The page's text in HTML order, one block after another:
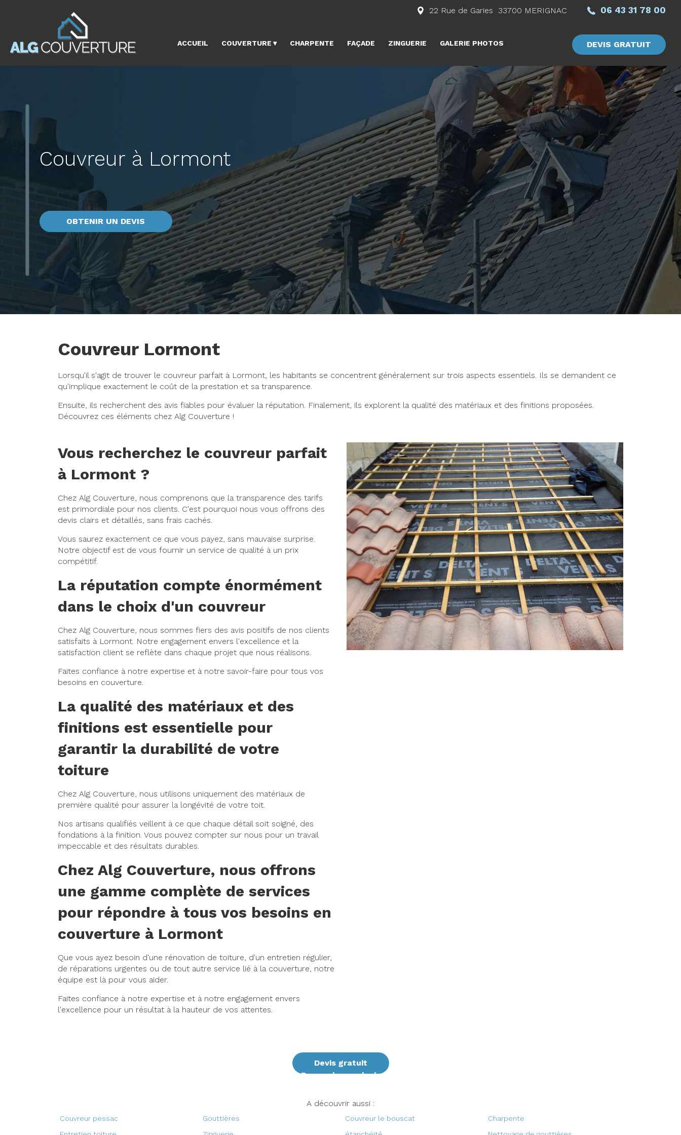
DEVIS GRATUIT
22 Rue de Garies 33700 MERIGNAC 06 43 31 78 00
ACCUEIL COUVERTURE CHARPENTE FAÇADE ZINGUERIE GALERIE PHOTOS
Couvreur à Lormont
OBTENIR UN DEVIS
Couvreur Lormont
Lorsqu'il s'agit de trouver le couvreur parfait à Lormont, les habitants se concentrent généralement sur trois aspects essentiels. Ils se demandent ce
qu'implique exactement le coût de la prestation et sa transparence.
Ensuite, ils recherchent des avis fiables pour évaluer la réputation. Finalement, ils explorent la qualité des matériaux et des finitions proposées.
Découvrez ces éléments chez Alg Couverture !
Vous recherchez le couvreur parfait
à Lormont ?
Chez Alg Couverture, nous comprenons que la transparence des tarifs
est primordiale pour nos clients. C'est pourquoi nous vous offrons des
devis clairs et détaillés, sans frais cachés.
Vous saurez exactement ce que vous payez, sans mauvaise surprise.
Notre objectif est de vous fournir un service de qualité à un prix
compétitif.
La réputation compte énormément
dans le choix d'un couvreur
Chez Alg Couverture, nous sommes fiers des avis positifs de nos clients
satisfaits à Lormont. Notre engagement envers l'excellence et la
satisfaction client se reflète dans chaque projet que nous réalisons.
Faites confiance à notre expertise et à notre savoir-faire pour tous vos
besoins en couverture.
La qualité des matériaux et des
finitions est essentielle pour
garantir la durabilité de votre
toiture
Chez Alg Couverture, nous utilisons uniquement des matériaux de
première qualité pour assurer la longévité de votre toit.
Nos artisans qualifiés veillent à ce que chaque détail soit soigné, des
fondations à la finition. Vous pouvez compter sur nous pour un travail
impeccable et des résultats durables.
Chez Alg Couverture, nous offrons
une gamme complète de services
pour répondre à tous vos besoins en
couverture à Lormont
Que vous ayez besoin d'une rénovation de toiture, d'un entretien régulier,
de réparations urgentes ou de tout autre service lié à la couverture, notre
équipe est là pour vous aider.
Faites confiance à notre expertise et à notre engagement envers
l'excellence pour un résultat à la hauteur de vos attentes.
Devis gratuit
Demander un devis
A découvrir aussi :
Couvreur pessac Gouttières Couvreur le bouscat
Charpente